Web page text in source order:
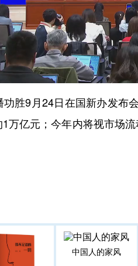
9月24日在国新办发布
万亿元；今年内将视市场
中国人的家风